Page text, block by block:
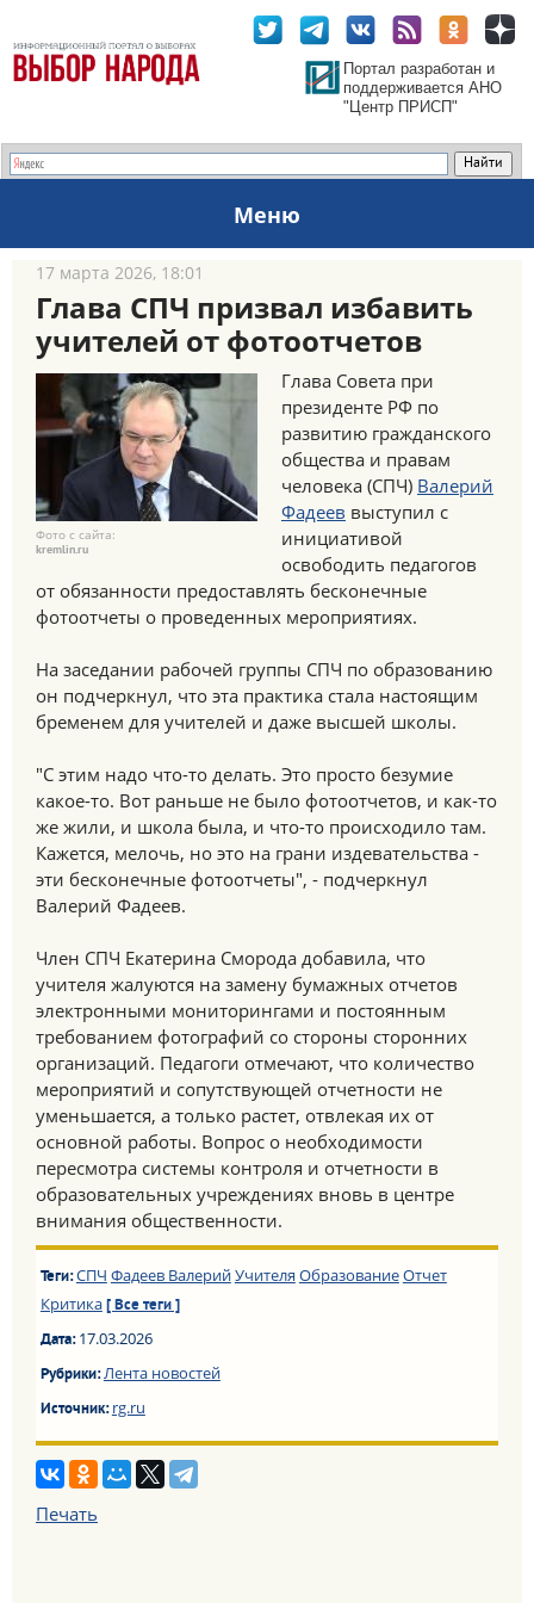
Портал разработан и
поддерживается АНО
"Центр ПРИСП"
Меню
17 марта 2026, 18:01
Глава СПЧ призвал избавить
учителей от фотоотчетов
Фото с сайта:
kremlin.ru
Глава Совета при
президенте РФ по
развитию гражданского
общества и правам
человека (СПЧ) Валерий
Фадеев выступил с
инициативой
освободить педагогов
от обязанности предоставлять бесконечные
фотоотчеты о проведенных мероприятиях.
На заседании рабочей группы СПЧ по образованию
он подчеркнул, что эта практика стала настоящим
бременем для учителей и даже высшей школы.
"С этим надо что-то делать. Это просто безумие
какое-то. Вот раньше не было фотоотчетов, и как-то
же жили, и школа была, и что-то происходило там.
Кажется, мелочь, но это на грани издевательства -
эти бесконечные фотоотчеты", - подчеркнул
Валерий Фадеев.
Член СПЧ Екатерина Сморода добавила, что
учителя жалуются на замену бумажных отчетов
электронными мониторингами и постоянным
требованием фотографий со стороны сторонних
организаций. Педагоги отмечают, что количество
мероприятий и сопутствующей отчетности не
уменьшается, а только растет, отвлекая их от
основной работы. Вопрос о необходимости
пересмотра системы контроля и отчетности в
образовательных учреждениях вновь в центре
внимания общественности.
Теги:СПЧ Фадеев ВалерийУчителя ОбразованиеОтчет
Критика [ Все теги ]
Дата:17.03.2026
Рубрики:Лента новостей
Источник:rg.ru
Печать